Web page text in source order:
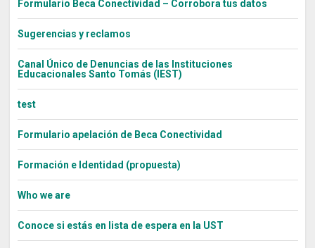
Formulario Beca Conectividad – Corrobora tus datos
Sugerencias y reclamos
Canal Único de Denuncias de las Instituciones
Educacionales Santo Tomás (IEST)
test
Formulario apelación de Beca Conectividad
Formación e Identidad (propuesta)
Who we are
Conoce si estás en lista de espera en la UST